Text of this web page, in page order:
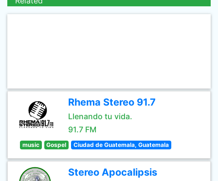
Rhema Stereo 91.7
Llenando tu vida.
91.7 FM
music Gospel Ciudad de Guatemala, Guatemala
Stereo Apocalipsis